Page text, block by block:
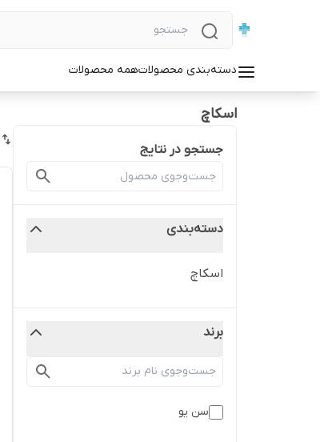
دسته‌بندی محصولاتهمه محصولات
اسکاچ
جستجو در نتایج
دسته‌بندی
اسکاچ
برند
سن یو